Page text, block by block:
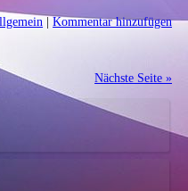
|Kommentar hinzufügen
Nächste Seite »